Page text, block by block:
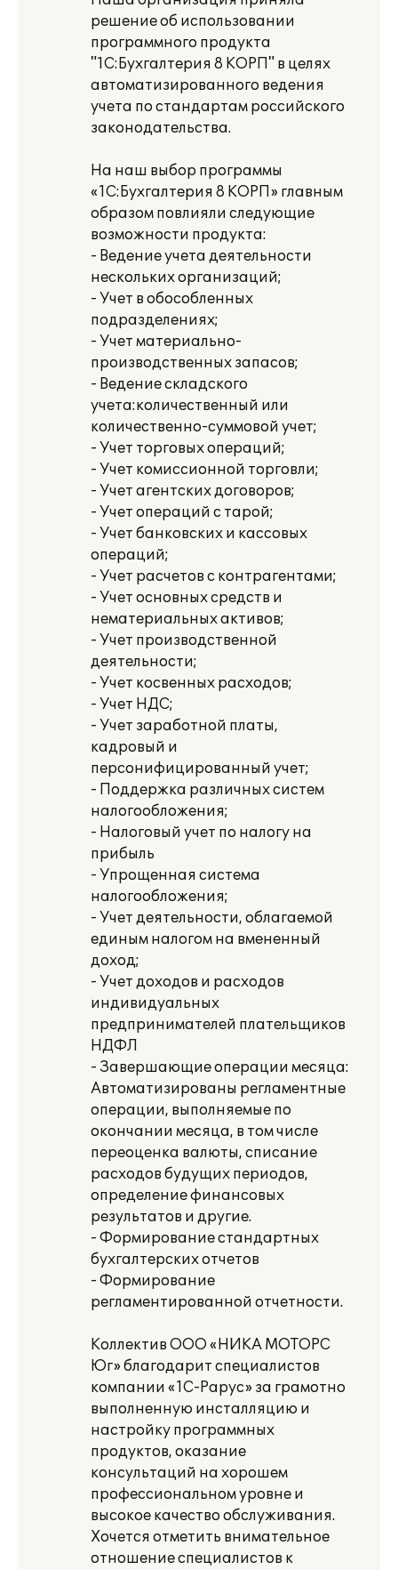
решение об использовании
программного продукта
"1С:Бухгалтерия 8 КОРП" в целях
автоматизированного ведения
учета по стандартам российского
законодательства.
На наш выбор программы
«1С:Бухгалтерия 8 КОРП» главным
образом повлияли следующие
возможности продукта:
- Ведение учета деятельности
нескольких организаций;
- Учет в обособленных
подразделениях;
- Учет материально-
производственных запасов;
- Ведение складского
учета:количественный или
количественно-суммовой учет;
- Учет торговых операций;
- Учет комиссионной торговли;
- Учет агентских договоров;
- Учет операций с тарой;
- Учет банковских и кассовых
операций;
- Учет расчетов с контрагентами;
- Учет основных средств и
нематериальных активов;
- Учет производственной
деятельности;
- Учет косвенных расходов;
- Учет НДС;
- Учет заработной платы,
кадровый и
персонифицированный учет;
- Поддержка различных систем
налогообложения;
- Налоговый учет по налогу на
прибыль
- Упрощенная система
налогообложения;
- Учет деятельности, облагаемой
единым налогом на вмененный
доход;
- Учет доходов и расходов
индивидуальных
предпринимателей плательщиков
НДФЛ
- Завершающие операции месяца:
Автоматизированы регламентные
операции, выполняемые по
окончании месяца, в том числе
переоценка валюты, списание
расходов будущих периодов,
определение финансовых
результатов и другие.
- Формирование стандартных
бухгалтерских отчетов
- Формирование
регламентированной отчетности.
Коллектив ООО «НИКА МОТОРС
Юг» благодарит специалистов
компании «1С-Рарус» за грамотно
выполненную инсталляцию и
настройку программных
продуктов, оказание
консультаций на хорошем
профессиональном уровне и
высокое качество обслуживания.
Хочется отметить внимательное
отношение специалистов к